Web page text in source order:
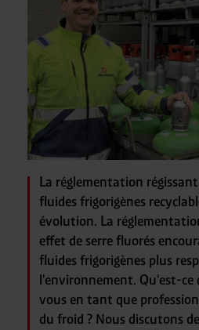
La réglementation
fluides frigorigènes
évolution. La
effet de serre fluorés
fluides frigorigènes plus
l'environnement. Qu'est-ce
vous en tant que
du froid ? Nous discutons